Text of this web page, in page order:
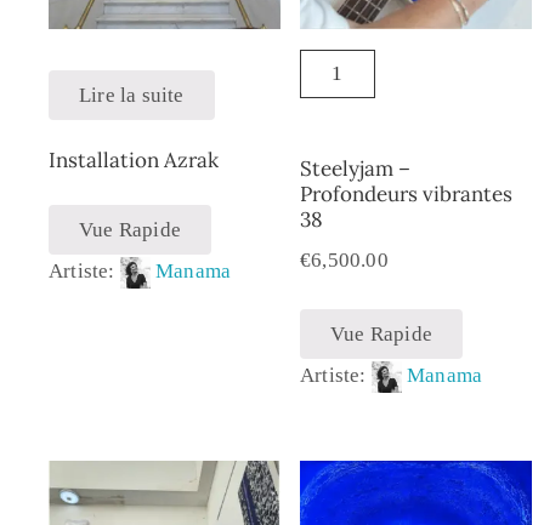
Lire la suite
Installation Azrak
Vue Rapide
Artiste:
Manama
Steelyjam –
Profondeurs vibrantes
38
€6,500.00
Vue Rapide
Artiste:
Manama